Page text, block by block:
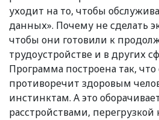
уходит на то, чтобы
данных». Почему не сделать
чтобы они готовили к
трудоустройстве и в других
Программа построена так, что
противоречит здоровым
инстинктам. А это
расстройствами,